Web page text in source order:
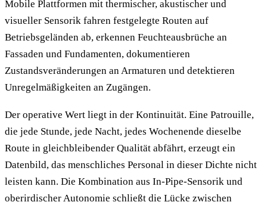
Mobile Plattformen mit thermischer, akustischer und
visueller Sensorik fahren festgelegte Routen auf
Betriebsgeländen ab, erkennen Feuchteausbrüche an
Fassaden und Fundamenten, dokumentieren
Zustandsveränderungen an Armaturen und detektieren
Unregelmäßigkeiten an Zugängen.
Der operative Wert liegt in der Kontinuität. Eine Patrouille,
die jede Stunde, jede Nacht, jedes Wochenende dieselbe
Route in gleichbleibender Qualität abfährt, erzeugt ein
Datenbild, das menschliches Personal in dieser Dichte nicht
leisten kann. Die Kombination aus In-Pipe-Sensorik und
oberirdischer Autonomie schließt die Lücke zwischen